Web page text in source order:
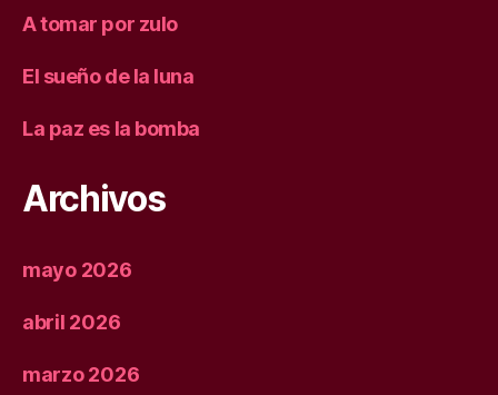
A tomar por zulo
El sueño de la luna
La paz es la bomba
Archivos
mayo 2026
abril 2026
marzo 2026